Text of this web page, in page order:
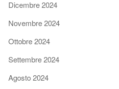
Dicembre 2024
Novembre 2024
Ottobre 2024
Settembre 2024
Agosto 2024